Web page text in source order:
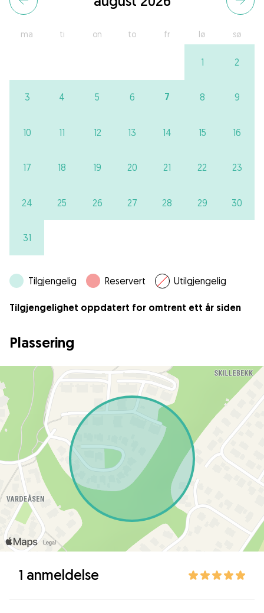
ma ti on to fr lø sø
1 2
3 4 5 6 7 8 9
10 11 12 13 14 15 16
17 18 19 20 21 22 23
24 25 26 27 28 29 30
31
Tilgjengelig Reservert Utilgjengelig
Tilgjengelighet oppdatert for omtrent ett år siden
Plassering
1 anmeldelse